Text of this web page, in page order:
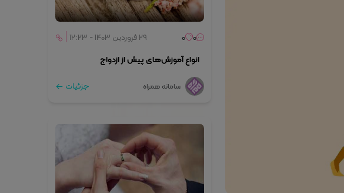
0
0 ۲۹ فروردین ۱۴۰۳ - ۱۲:۲۳
انواع آموزش‌های پیش از ازدواج
سامانه همراه جزئیات